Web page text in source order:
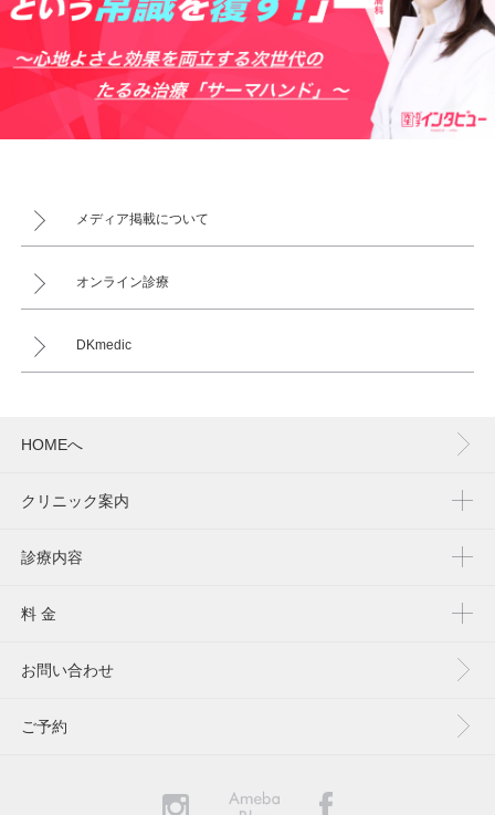
メディア掲載について
オンライン診療
DKmedic
HOMEへ
クリニック案内
診療内容
料 金
お問い合わせ
ご予約